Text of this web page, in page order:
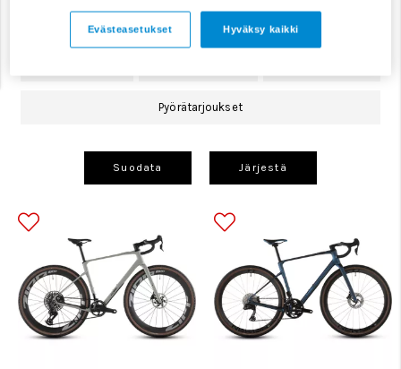
Pyörätarjoukset
Suodata Järjestä
Hyväksy kaikki
Evästeasetukset